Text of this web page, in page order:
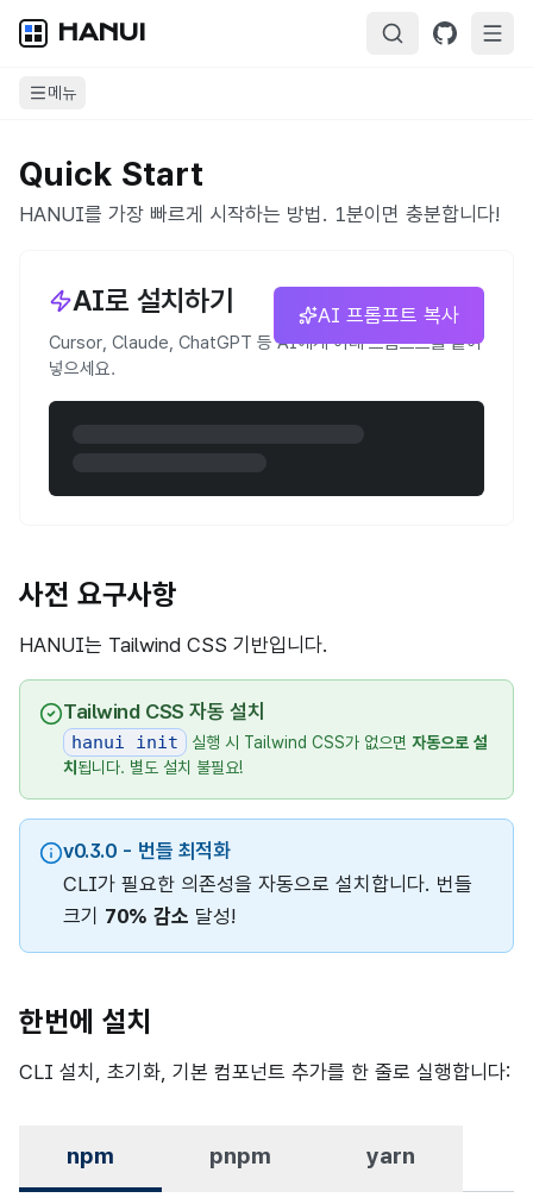
HANUI
메뉴
Quick Start
HANUI를 가장 빠르게 시작하는 방법. 1분이면 충분합니다!
AI로 설치하기
Cursor, Claude, ChatGPT 등 AI에게 아래 프롬프트를 붙여
넣으세요.
AI 프롬프트 복사
사전 요구사항
HANUI는 Tailwind CSS 기반입니다.
Tailwind CSS 자동 설치
hanui init 실행 시 Tailwind CSS가 없으면 자동으로 설
치 됩니다. 별도 설치 불필요!
v0.3.0 - 번들 최적화
CLI가 필요한 의존성을 자동으로 설치합니다. 번들
크기
70% 감소 달성!
한번에 설치
CLI 설치, 초기화, 기본 컴포넌트 추가를 한 줄로 실행합니다:
npm pnpm yarn